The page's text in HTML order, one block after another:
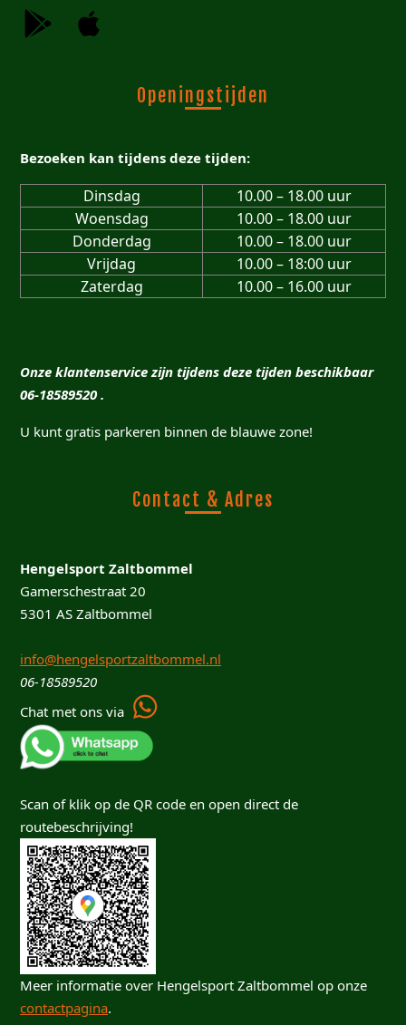
Openingstijden
Bezoeken kan tijdens deze tijden:
Dinsdag
10.00 – 18.00 uur
Woensdag
10.00 – 18.00 uur
Donderdag
10.00 – 18.00 uur
Vrijdag
10.00 – 18:00 uur
Zaterdag
10.00 – 16.00 uur
Onze klantenservice zijn tijdens deze tijden beschikbaar
06-18589520 .
U kunt gratis parkeren binnen de blauwe zone!
Contact & Adres
Hengelsport Zaltbommel
Gamerschestraat 20
5301 AS Zaltbommel
info@hengelsportzaltbommel.nl
06-18589520
Chat met ons via
Scan of klik op de QR code en open direct de
routebeschrijving!
Meer informatie over Hengelsport Zaltbommel op onze
contactpagina.